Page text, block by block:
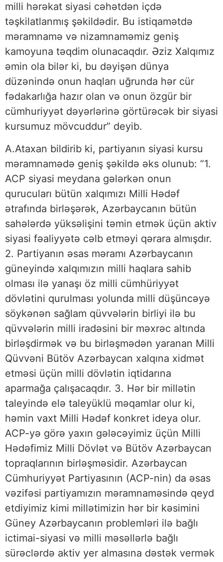
milli hərəkat siyasi cəhətdən içdə
təşkilatlanmış şəkildədir. Bu istiqamətdə
məramnamə və nizamnaməmiz geniş
kamoyuna təqdim olunacaqdır. Əziz Xalqımız
əmin ola bilər ki, bu dəyişən dünya
düzənində onun haqları uğrunda hər cür
fədakarlığa hazır olan və onun özgür bir
cümhuriyyət dəyərlərinə görtürəcək bir siyasi
kursumuz mövcuddur” deyib.
A.Ataxan bildirib ki, partiyanın siyasi kursu
məramnamədə geniş şəkildə əks olunub: “1.
ACP siyasi meydana gələrkən onun
qurucuları bütün xalqımızı Milli Hədəf
ətrafında birləşərək, Azərbaycanın bütün
sahələrdə yüksəlişini təmin etmək üçün aktiv
siyasi fəaliyyətə cəlb etməyi qərara almışdır.
2. Partiyanın əsas məramı Azərbaycanın
güneyində xalqımızın milli haqlara sahib
olması ilə yanaşı öz milli cümhüriyyət
dövlətini qurulması yolunda milli düşüncəyə
söykənən sağlam qüvvələrin birliyi ilə bu
qüvvələrin milli iradəsini bir məxrəc altında
birləşdirmək və bu birləşmədən yaranan Milli
Qüvvəni Bütöv Azərbaycan xalqına xidmət
etməsi üçün milli dövlətin iqtidarına
aparmağa çalışacaqdır. 3. Hər bir millətin
taleyində elə taleyüklü məqamlar olur ki,
həmin vaxt Milli Hədəf konkret ideya olur.
ACP-yə görə yaxın gələcəyimiz üçün Milli
Hədəfimiz Milli Dövlət və Bütöv Azərbaycan
topraqlarının birləşməsidir. Azərbaycan
Cümhuriyyət Partiyasının (ACP-nin) da əsas
vəzifəsi partiyamızın məramnaməsində qeyd
etdiyimiz kimi millətimizin hər bir kəsimini
Güney Azərbaycanın problemləri ilə bağlı
ictimai-siyasi və milli məsəllərlə bağlı
sürəclərdə aktiv yer almasına dəstək vermək